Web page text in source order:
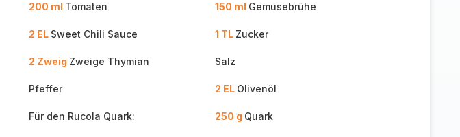
200 ml Tomaten 150 ml Gemüsebrühe
2 EL Sweet Chili Sauce 1 TL Zucker
2 Zweig Zweige Thymian Salz
Pfeffer 2 EL Olivenöl
Für den Rucola Quark: 250 g Quark